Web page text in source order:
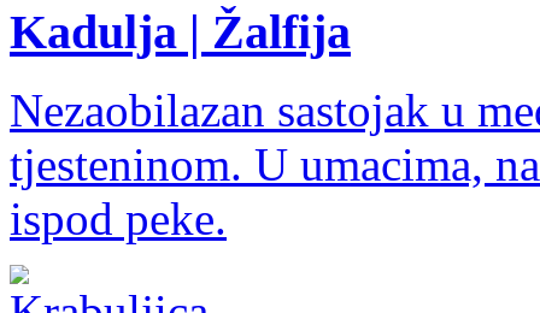
Kadulja | Žalfija
Nezaobilazan sastojak u
tjesteninom. U umacima,
ispod peke.